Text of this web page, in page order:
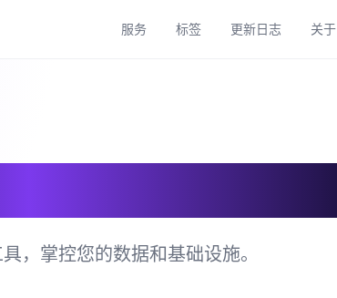
服务 标签 更新日志 关于
，掌控您的数据和基础设施。